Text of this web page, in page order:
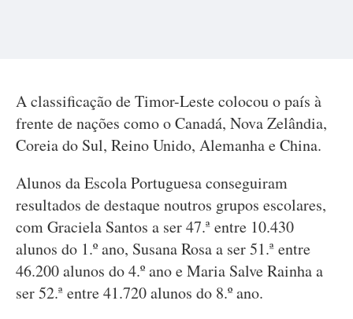
A classificação de Timor-Leste colocou o país à
frente de nações como o Canadá, Nova Zelândia,
Coreia do Sul, Reino Unido, Alemanha e China.
Alunos da Escola Portuguesa conseguiram
resultados de destaque noutros grupos escolares,
com Graciela Santos a ser 47.ª entre 10.430
alunos do 1.º ano, Susana Rosa a ser 51.ª entre
46.200 alunos do 4.º ano e Maria Salve Rainha a
ser 52.ª entre 41.720 alunos do 8.º ano.